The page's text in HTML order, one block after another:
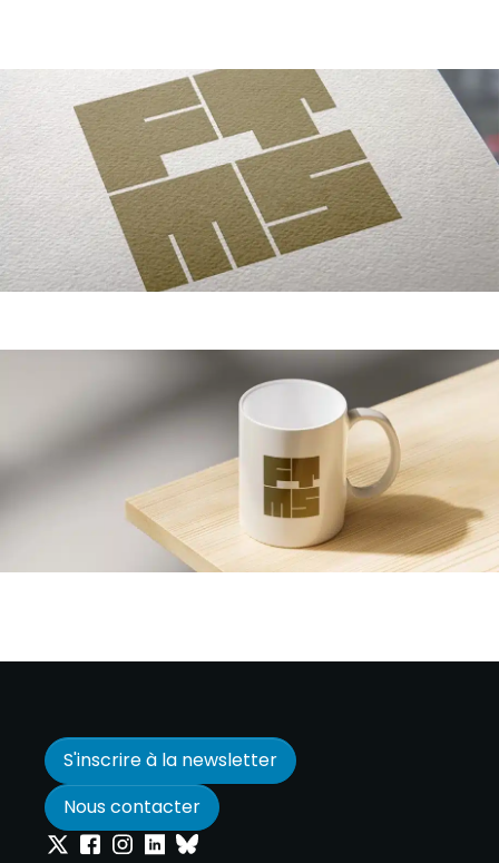
S'inscrire à la newsletter
Nous contacter
Onepoint sur Twitter
Onepoint sur Facebook
Onepoint sur Instagram
Onepoint sur Linkedin
Onepoint sur Bluesky